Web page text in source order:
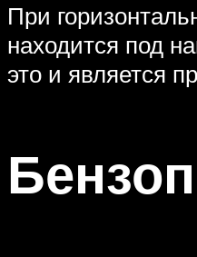
При
находится под
это и является